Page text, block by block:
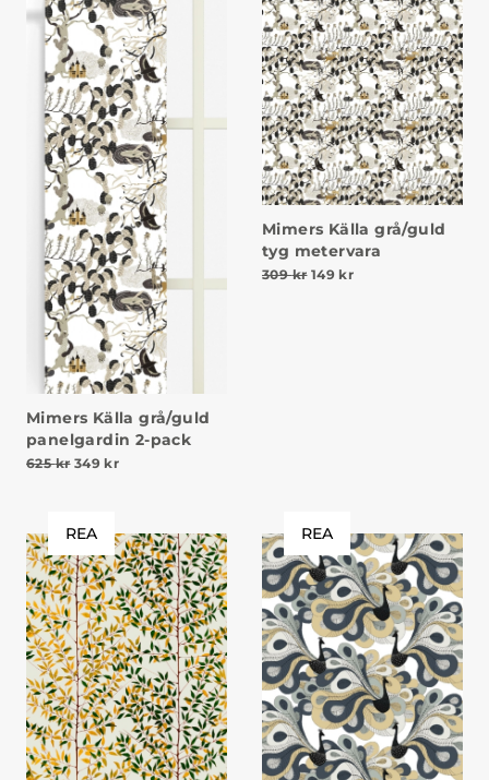
Mimers Källa grå/guld
panelgardin 2-pack
625kr Det ursprungliga priset var: 625 kr.
349 krDet nuvarande priset är: 349 kr.
Mimers Källa grå/guld
tyg metervara
309kr Det ursprungliga priset
149 krDet nuvarande
REA REA